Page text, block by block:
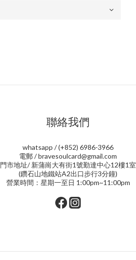
聯絡我們
whatsapp / (+852) 6986-3966
電郵 / bravesoulcard@gmail.com
門市地址/ 新蒲崗大有街1號勤達中心12樓1室
(鑽石山地鐵站A2出口步行3分鐘)
營業時間：星期一至日 1:00pm~11:00pm